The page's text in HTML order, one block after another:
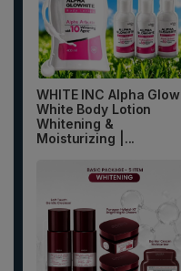
WHITE INC Alpha Glow
White Body Lotion
Whitening &
Moisturizing |...